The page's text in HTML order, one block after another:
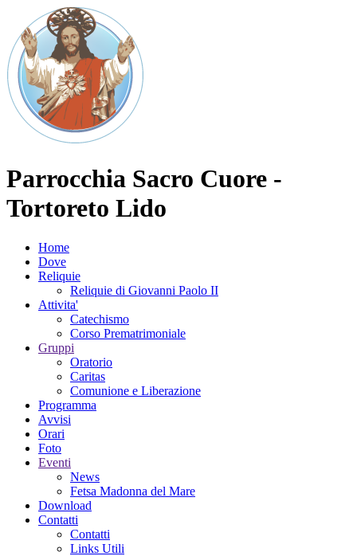
Parrocchia Sacro Cuore -
Tortoreto Lido
Home
Dove
Reliquie
Reliquie di Giovanni Paolo II
Attivita'
Catechismo
Corso Prematrimoniale
Gruppi
Oratorio
Caritas
Comunione e Liberazione
Programma
Avvisi
Orari
Foto
Eventi
News
Fetsa Madonna del Mare
Download
Contatti
Contatti
Links Utili